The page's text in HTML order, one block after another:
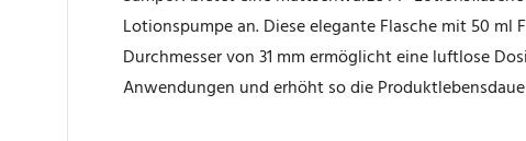
Lotionspumpe an. Diese elegante Flasche mit 50 ml
Durchmesser von 31 mm ermöglicht eine luftlose
Anwendungen und erhöht so die